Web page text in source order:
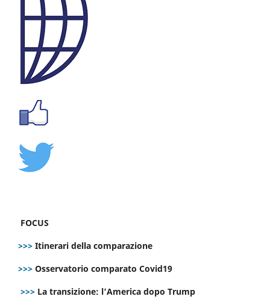
FOCUS
>>> Itinerari della comparazione
>>> Osservatorio comparato Covid19
>>> La transizione: l’America dopo Trump